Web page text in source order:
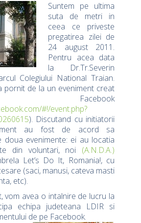
Suntem pe ultima
suta de metri in
ceea ce priveste
pregatirea zilei de
24 august 2011.
Pentru acea data
la Dr.Tr.Severin
Colegiului National Traian.
pornit de la un eveniment creat
#!/event.php?
). Discutand cu initiatorii
au fost de acord sa
doua evenimente: ei au locatia
din voluntari, noi (A.N.D.A.)
Let’s Do It, Romania!, cu
(saci, manusi, cateva masti
etc).
vom avea o intalnire de lucru la
echipa judeteana LDIR si
de pe Facebook.